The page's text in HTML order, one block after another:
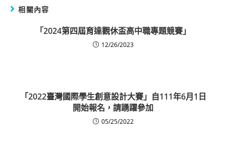
相關內容
「2024第四屆育達觀休盃高中職專題競賽」
12/26/2023
「2022臺灣國際學生創意設計大賽」自111年6月1日
開始報名，請踴躍參加
05/25/2022